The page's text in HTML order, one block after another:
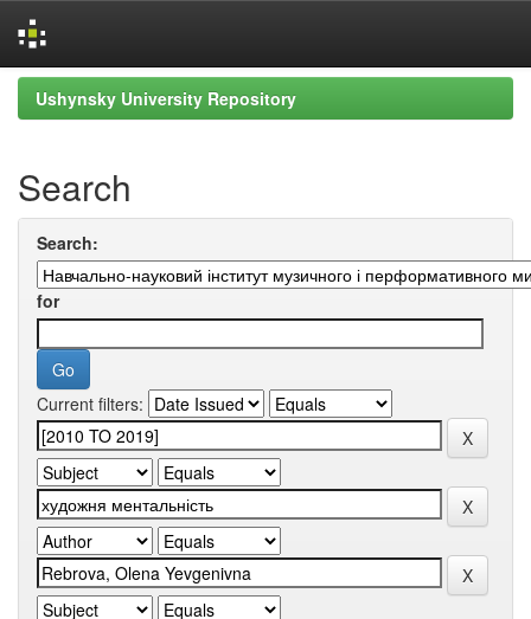
Skip
navigation
Ushynsky University Repository
Search
Search:
for
Current filters: